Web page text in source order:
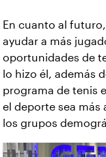
En cuanto al
ayudar a más
oportunidades de
lo hizo él, además
programa de tenis
el deporte sea más
los grupos